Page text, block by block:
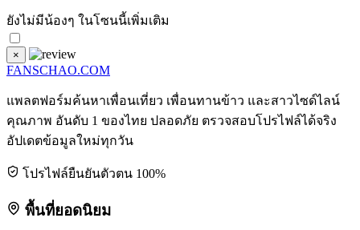
ยังไม่มีน้องๆ ในโซนนี้เพิ่มเติม
×
FANSCHAO.COM
แพลตฟอร์มค้นหาเพื่อนเที่ยว เพื่อนทานข้าว และสาวไซด์ไลน์
คุณภาพ อันดับ 1 ของไทย ปลอดภัย ตรวจสอบโปรไฟล์ได้จริง
อัปเดตข้อมูลใหม่ทุกวัน
โปรไฟล์ยืนยันตัวตน 100%
พื้นที่ยอดนิยม